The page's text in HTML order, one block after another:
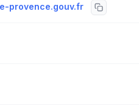
provence.gouv.fr